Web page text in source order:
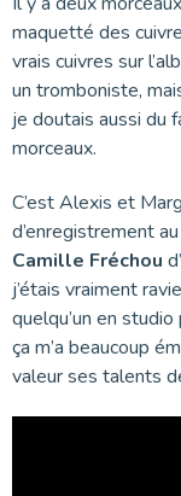
maquetté des
vrais cuivres sur
un tromboniste,
je doutais aussi du
morceaux.
C’est Alexis et
d’enregistrement
Camille Fréchou d’
j’étais vraiment
quelqu’un en
ça m’a beaucoup
valeur ses talents